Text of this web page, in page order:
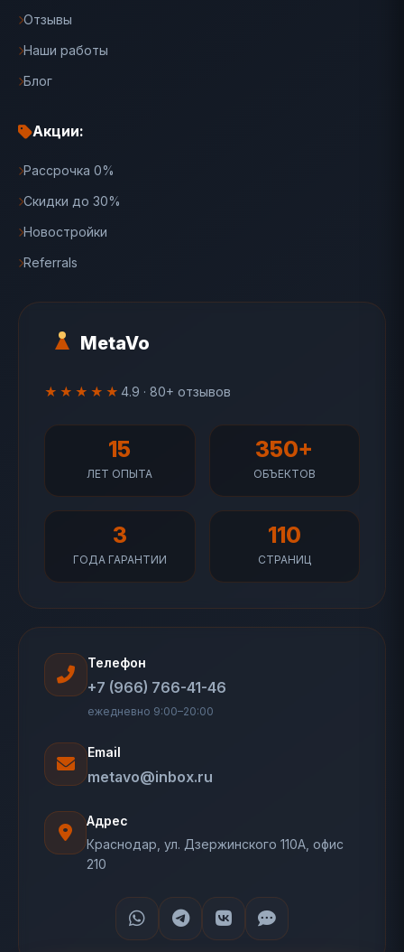
MetaVo
★★★★★ 4.9 · 80+ отзывов
15
ЛЕТ ОПЫТА
350+
ОБЪЕКТОВ
3
ГОДА ГАРАНТИИ
110
СТРАНИЦ
Отзывы
Наши работы
Блог
Акции:
Рассрочка 0%
Скидки до 30%
Новостройки
Referrals
Телефон
+7 (966) 766-41-46
ежедневно 9:00–20:00
Email
metavo@inbox.ru
Адрес
Краснодар, ул. Дзержинского 110А, офис
210